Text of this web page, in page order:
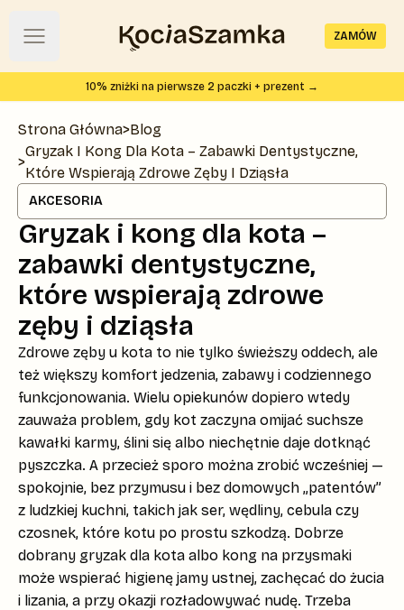
Open main menuStrona główna KociaSzamka
ZAMÓW
10% zniżki na pierwsze 2 paczki + prezent →
Strona Główna>Blog
>
Gryzak I Kong Dla Kota – Zabawki Dentystyczne,
Które Wspierają Zdrowe Zęby I Dziąsła
AKCESORIA
Gryzak i kong dla kota –
zabawki dentystyczne,
które wspierają zdrowe
zęby i dziąsła
Zdrowe zęby u kota to nie tylko świeższy oddech, ale
też większy komfort jedzenia, zabawy i codziennego
funkcjonowania. Wielu opiekunów dopiero wtedy
zauważa problem, gdy kot zaczyna omijać suchsze
kawałki karmy, ślini się albo niechętnie daje dotknąć
pyszczka. A przecież sporo można zrobić wcześniej —
spokojnie, bez przymusu i bez domowych „patentów”
z ludzkiej kuchni, takich jak ser, wędliny, cebula czy
czosnek, które kotu po prostu szkodzą. Dobrze
dobrany gryzak dla kota albo kong na przysmaki
może wspierać higienę jamy ustnej, zachęcać do żucia
i lizania, a przy okazji rozładowywać nudę. Trzeba